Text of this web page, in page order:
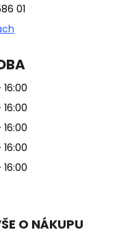
01
O NÁKUPU